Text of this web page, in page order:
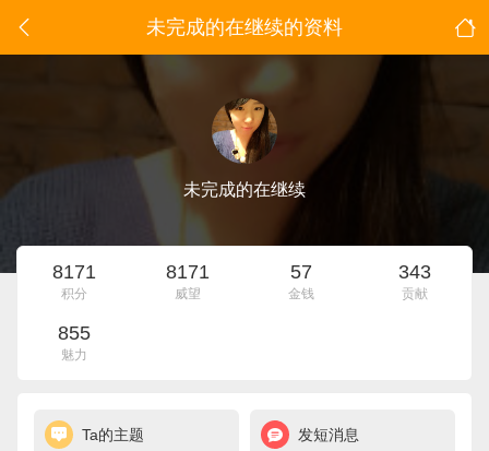
未完成的在继续的资料
未完成的在继续
8171
积分
8171
威望
57
金钱
343
贡献
855
魅力
Ta的主题 发短消息